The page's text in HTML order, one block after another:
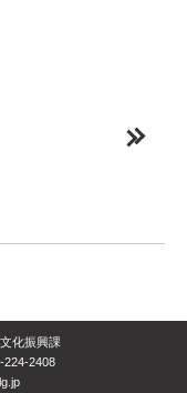
化振興課
2408